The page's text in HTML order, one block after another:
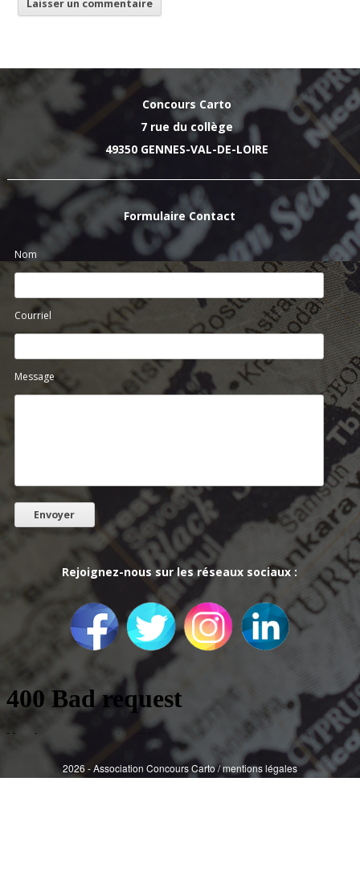
Concours Carto
7 rue du collège
49350 GENNES-VAL-DE-LOIRE
Formulaire Contact
Nom
Courriel
Message
Rejoignez-nous sur les réseaux sociaux :
2026 - Association Concours Carto /mentions légales